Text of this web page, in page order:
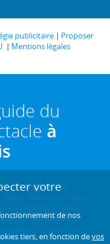
publicitaire
Proposer
Mentions légales
du
à
de
région. Pièces de théâtre,
enfants... : vous
culturelles de la
à Paris et ses
précis, fiable et complet.
votre
de nos
tiers, en fonction devos